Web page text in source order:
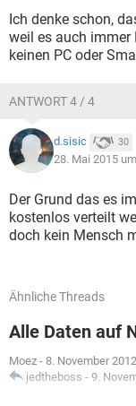
Ich denke schon,
weil es auch immer
keinen PC oder
ANTWORT 4 / 4
d.sisic 30
28. Mai 2015
Der Grund das es
kostenlos verteilt
doch kein Mensch
Ähnliche Threads
Alle Daten auf
Moez - 8. November
jedtheboss - 9.